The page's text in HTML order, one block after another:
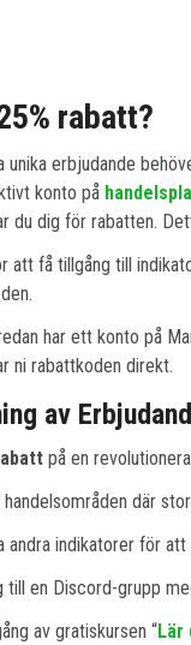
rabatt?
erbjudande
konto på
du dig för rabatten.
att få tillgång till
har ett konto på
ni rabattkoden direkt.
av
på en
handelsområden där
andra indikatorer för
till en Discord-grupp
av gratiskursen “